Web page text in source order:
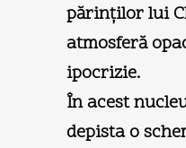
părinţilor lui
atmosferă
ipocrizie.
În acest
depista o